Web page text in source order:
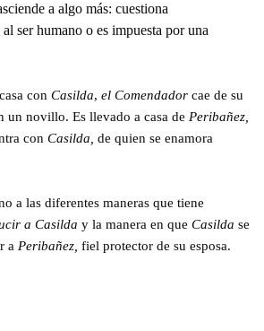
a algo más: cuestiona
ser humano o es impuesta por una
con Casilda, el Comendador cae de su
un novillo. Es llevado a casa de Peribañez,
con Casilda, de quien se enamora
a las diferentes maneras que tiene
a Casilda y la manera en que Casilda se
a Peribañez, fiel protector de su esposa.